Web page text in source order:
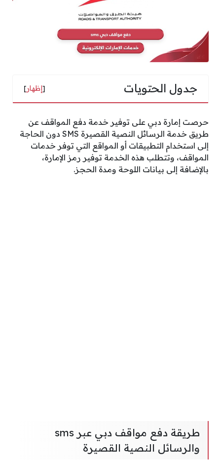
جدول الحتويات [إظهار]
حرصت إمارة دبي على توفير خدمة دفع المواقف عن
طريق خدمة الرسائل النصية القصيرة SMS دون الحاجة
إلى استخدام التطبيقات أو المواقع التي توفر خدمات
المواقف، وتتطلب هذه الخدمة توفير رمز الإمارة،
بالإضافة إلى بيانات اللوحة ومدة الحجز.
طريقة دفع مواقف دبي عبر sms
والرسائل النصية القصيرة